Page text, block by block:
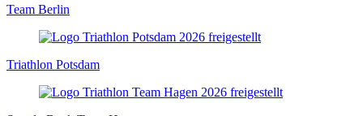
Team Berlin
Triathlon Potsdam